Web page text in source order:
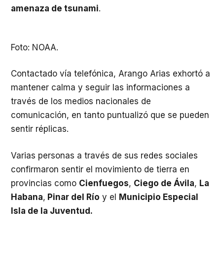
amenaza de tsunami.
Foto: NOAA.
Contactado vía telefónica, Arango Arias exhortó a
mantener calma y seguir las informaciones a
través de los medios nacionales de
comunicación, en tanto puntualizó que se pueden
sentir réplicas.
Varias personas a través de sus redes sociales
confirmaron sentir el movimiento de tierra en
provincias como Cienfuegos, Ciego de Ávila, La
Habana, Pinar del Río y el Municipio Especial
Isla de la Juventud.